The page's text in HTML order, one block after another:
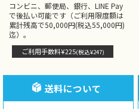
コンビニ、郵便局、銀行、LINE Pay
で後払い可能です（ご利用限度額は
累計残高で50,000円(税込55,000円)
迄）。
ご利用手数料¥225(税込¥247)
送料について